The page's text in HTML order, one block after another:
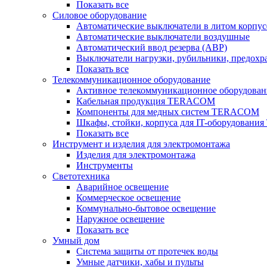
Показать все
Силовое оборудование
Автоматические выключатели в литом
Автоматические выключатели воздушные
Автоматический ввод резерва (АВР)
Выключатели нагрузки, рубильники,
Показать все
Телекоммуникационное оборудование
Активное телекоммуникационное
Кабельная продукция TERACOM
Компоненты для медных систем TERACOM
Шкафы, стойки, корпуса для IT-
Показать все
Инструмент и изделия для электромонтажа
Изделия для электромонтажа
Инструменты
Светотехника
Аварийное освещение
Коммерческое освещение
Коммунально-бытовое освещение
Наружное освещение
Показать все
Умный дом
Система защиты от протечек воды
Умные датчики, хабы и пульты